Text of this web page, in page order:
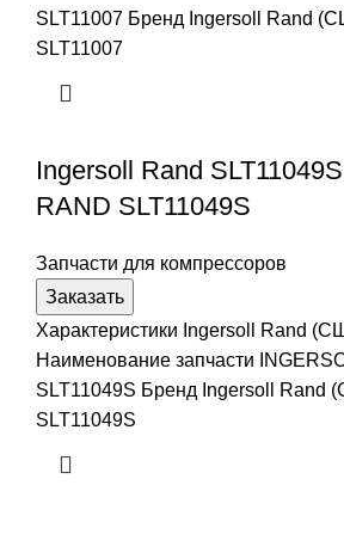
SLT11007 Бренд Ingersoll Rand
SLT11007
Ingersoll Rand
RAND SLT11049S
Запчасти для компрессоров
Заказать
Характеристики Ingersoll Rand
Наименование запчасти
SLT11049S Бренд Ingersoll Rand
SLT11049S